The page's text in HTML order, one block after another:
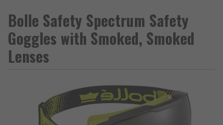
Bolle Safety Spectrum Safety
Goggles with Smoked, Smoked
Lenses